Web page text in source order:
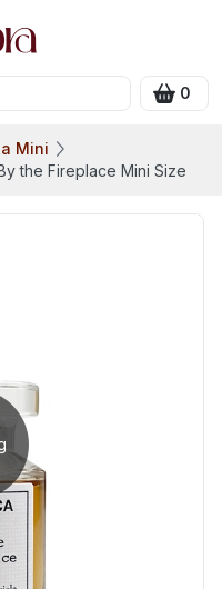
0
Mini
the Fireplace Mini Size